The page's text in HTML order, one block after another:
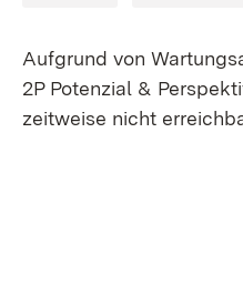
Aufgrund von
2P Potenzial &
zeitweise nicht